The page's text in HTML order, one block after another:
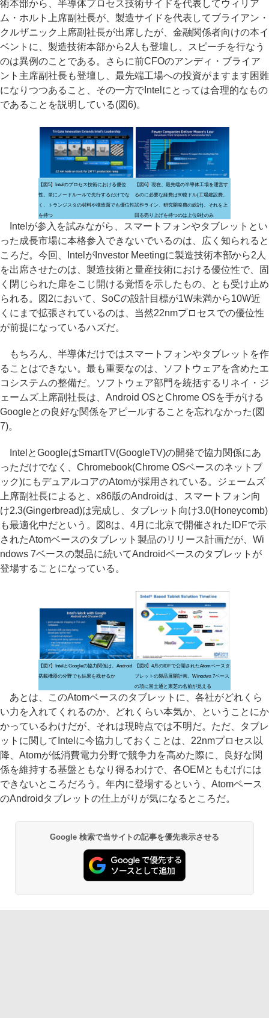
術本部から、半導体プロセス技術サイドを代表してウィリア
ム・ホルト上席副社長が、製造サイドを代表してブライアン・
クルザニック上席副社長が出席したが、金融関係者向けの本イ
ベントに、製造技術本部から2人も登壇し、スピーチを行なう
のは異例のことである。さらに前CFOのアンディ・ブライア
ント主席副社長も登壇し、最先端工場への投資がますます困難
になりつつあること、その一方でIntelにとっては合理的なもの
であることを説明している(図6)。
【図5】Intelのプロセス技術における優位
性。単にノードルールで先行するだけでな
く、トランジスタの材料や構造面でも優位性
を持つ
【図6】現在、最先端の半導体工場を運営す
るのに必要な経費は90億ドル(工場建設費、
試作ライン、研究開発費の総計)。それを上
回る売り上げを持つのは上位8社のみ
Intelが参入を試みながら、スマートフォンやタブレットとい
った成長市場に本格参入できないでいるのは、広く知られると
ころだ。今回、IntelがInvestor Meetingに製造技術本部から2人
を出席させたのは、製造技術と量産技術における優位性で、固
く閉じられた扉をこじ開ける覚悟を示したもの、とも受け止め
られる。図2において、SoCの設計目標が1W未満から10W近
くにまで拡張されているのは、当然22nmプロセスでの優位性
が前提になっているハズだ。
もちろん、半導体だけではスマートフォンやタブレットを作
ることはできない。最も重要なのは、ソフトウェアを含めたエ
コシステムの整備だ。ソフトウェア部門を統括するリネイ・ジ
ェームズ上席副社長は、Android OSとChrome OSを手がける
Googleとの良好な関係をアピールすることを忘れなかった(図
7)。
IntelとGoogleはSmartTV(GoogleTV)の開発で協力関係にあ
っただけでなく、Chromebook(Chrome OSベースのネットブ
ック)にもデュアルコアのAtomが採用されている。ジェームズ
上席副社長によると、x86版のAndroidは、スマートフォン向
け2.3(Gingerbread)は完成し、タブレット向け3.0(Honeycomb)
も最適化中だという。図8は、4月に北京で開催されたIDFで示
されたAtomベースのタブレット製品のリリース計画だが、Wi
ndows 7ベースの製品に続いてAndroidベースのタブレットが
登場することになっている。
【図7】IntelとGoogleの協力関係は、Android
搭載機器の分野でも結果を残せるか
【図8】4月のIDFで公開されたAtomベースタ
ブレットの製品展開計画。Winodws 7ベース
の項に富士通と東芝の名前が見える
あとは、このAtomベースのタブレットに、各社がどれくら
い力を入れてくれるのか、どれくらい本気か、ということにか
かっているわけだが、それは現時点では不明だ。ただ、タブレ
ットに関してIntelに今協力しておくことは、22nmプロセス以
降、Atomが低消費電力分野で競争力を高めた際に、良好な関
係を維持する基盤ともなり得るわけで、各OEMともむげには
できないところだろう。年内に登場するという、Atomベース
のAndroidタブレットの仕上がりが気になるところだ。
Google 検索で当サイトの記事を優先表示させる